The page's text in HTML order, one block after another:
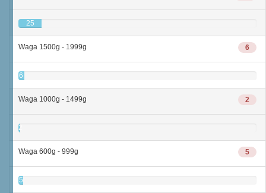
25
6
Waga 1500g - 1999g
6
2
Waga 1000g - 1499g
2
5
Waga 600g - 999g
5